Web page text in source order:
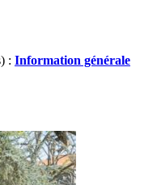
: Information générale